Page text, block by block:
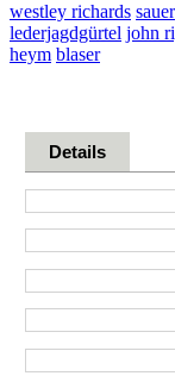
Details
westley richards sauer
lederjagdgürtel john
heym blaser